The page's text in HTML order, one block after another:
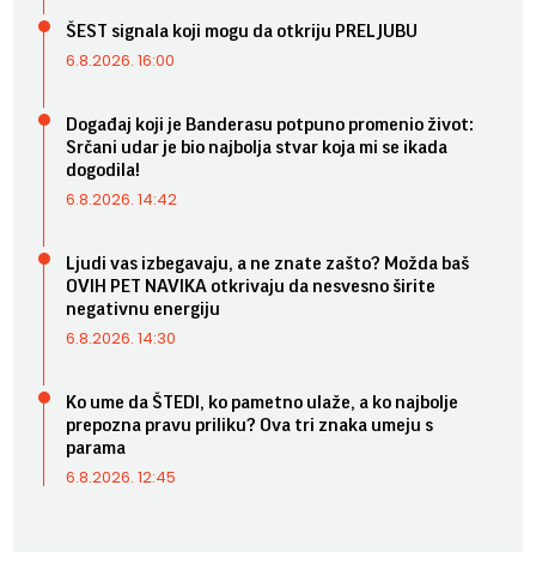
ŠEST signala koji mogu da otkriju PRELJUBU
6.8.2026. 16:00
Događaj koji je Banderasu potpuno promenio život:
Srčani udar je bio najbolja stvar koja mi se ikada
dogodila!
6.8.2026. 14:42
Ljudi vas izbegavaju, a ne znate zašto? Možda baš
OVIH PET NAVIKA otkrivaju da nesvesno širite
negativnu energiju
6.8.2026. 14:30
Ko ume da ŠTEDI, ko pametno ulaže, a ko najbolje
prepozna pravu priliku? Ova tri znaka umeju s
parama
6.8.2026. 12:45